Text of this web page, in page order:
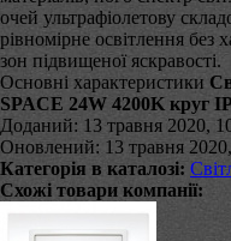
очей ультрафіолетову
рівномірне освітлення
зон підвищеної яскравості.
Основні характеристики
SPACE 24W 4200K круг
Доданий: 13 травня 2020,
Оновлений: 13 травня
Категорія в каталозі:
Схожі товари компанії: